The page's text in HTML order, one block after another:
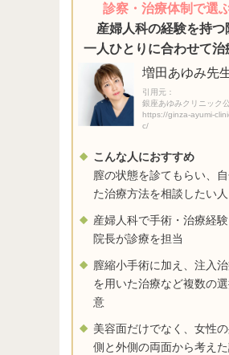
診察・治療体制で選
産婦人科の経験を持つ
一人ひとりに合わせて治
増田あゆみ先
引用元：
銀座あゆみクリニック
https://ginza-ayumi-
c/
こんな人におすすめ
膣の状態を診てもらい、
た治療方法を相談したい人
産婦人科で手術・治療経
院長が診療を担当
膣縮小手術に加え、注入
を用いた治療など複数の
意
美容面だけでなく、女性
側と外側の両面から考え